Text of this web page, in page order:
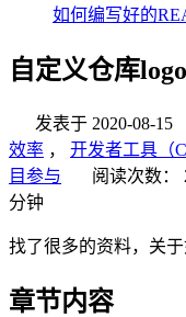
如何编写好的
自定义仓库logo
发表于 2020-08-15
效率 ， 开发者工具（
目参与
阅读次数：
分钟
找了很多的资料，关
章节内容